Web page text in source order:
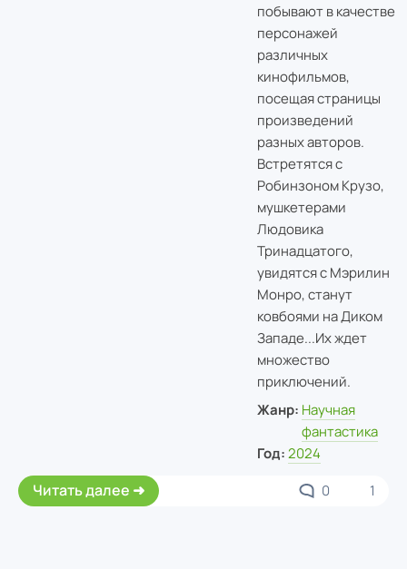
побывают в качестве
персонажей
различных
кинофильмов,
посещая страницы
произведений
разных авторов.
Встретятся с
Робинзоном Крузо,
мушкетерами
Людовика
Тринадцатого,
увидятся с Мэрилин
Монро, станут
ковбоями на Диком
Западе...Их ждет
множество
приключений.
Жанр: Научная
фантастика
Год: 2024
Читать далее 0 1